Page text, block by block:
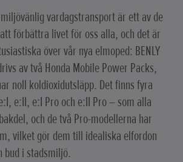
vardagstransport är ett av de
förbättra livet för oss alla, och det är
över vår nya elmoped: BENLY
av två Honda Mobile Power Packs,
noll koldioxidutsläpp. Det finns fyra
e:II, e:I Pro och e:II Pro – som alla
och de två Pro-modellerna har
vilket gör dem till idealiska elfordon
bud i stadsmiljö.